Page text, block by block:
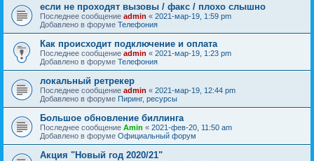
если не проходят вызовы / факс / плохо слышно
Последнее сообщение admin « 2021-мар-19, 1:59 pm
Добавлено в форуме Телефония
Как происходит подключение и оплата
Последнее сообщение admin « 2021-мар-19, 1:23 pm
Добавлено в форуме Телефония
локальный ретрекер
Последнее сообщение admin « 2021-мар-19, 12:44 pm
Добавлено в форуме Пиринг, ресурсы
Большое обновление биллинга
Последнее сообщение Amin « 2021-фев-20, 11:50 am
Добавлено в форуме Официальный форум
Акция "Новый год 2020/21"